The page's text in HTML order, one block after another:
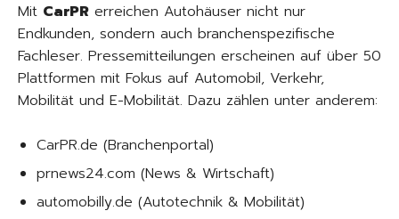
Mit CarPR erreichen Autohäuser nicht nur
Endkunden, sondern auch branchenspezifische
Fachleser. Pressemitteilungen erscheinen auf über 50
Plattformen mit Fokus auf Automobil, Verkehr,
Mobilität und E-Mobilität. Dazu zählen unter anderem:
CarPR.de (Branchenportal)
prnews24.com (News & Wirtschaft)
automobilly.de (Autotechnik & Mobilität)